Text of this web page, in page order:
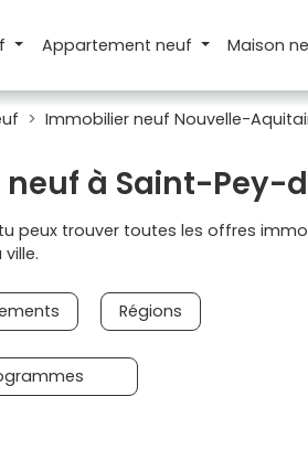
Appartement neuf Maison
Immobilier neuf Nouvelle-
à Saint-Pey-
peux trouver toutes les offres
Régions